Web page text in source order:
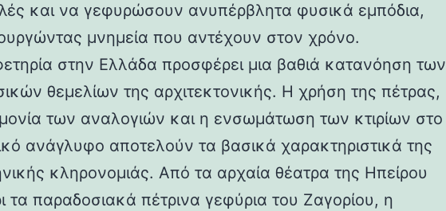
και να γεφυρώσουν ανυπέρβλητα φυσικά εμπόδια,
μνημεία που αντέχουν στον χρόνο.
στην Ελλάδα προσφέρει μια βαθιά κατανόηση των
θεμελίων της αρχιτεκτονικής. Η χρήση της πέτρας,
των αναλογιών και η ενσωμάτωση των κτιρίων στο
ανάγλυφο αποτελούν τα βασικά χαρακτηριστικά της
κληρονομιάς. Από τα αρχαία θέατρα της Ηπείρου
τα παραδοσιακά πέτρινα γεφύρια του Ζαγορίου, η